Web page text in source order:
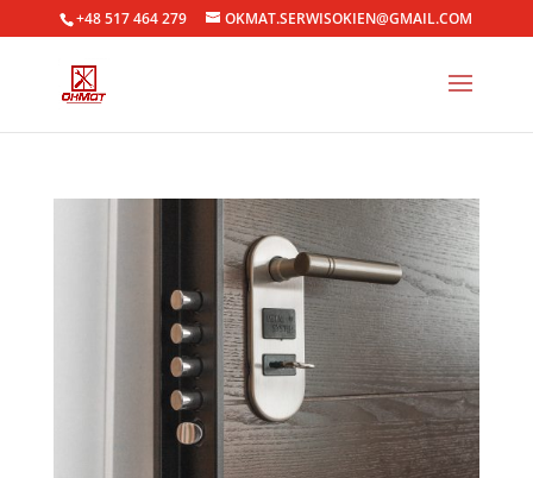
+48 517 464 279 OKMAT.SERWISOKIEN@GMAIL.COM